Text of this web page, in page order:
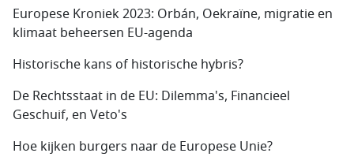
Europese Kroniek 2023: Orbán, Oekraïne, migratie en
klimaat beheersen EU-agenda
Historische kans of historische hybris?
De Rechtsstaat in de EU: Dilemma's, Financieel
Geschuif, en Veto's
Hoe kijken burgers naar de Europese Unie?